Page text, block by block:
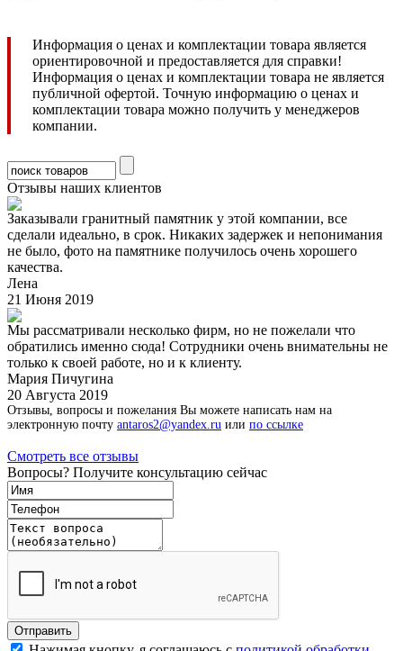
Информация о ценах и комплектации товара является
ориентировочной и предоставляется для справки!
Информация о ценах и комплектации товара не является
публичной офертой. Точную информацию о ценах и
комплектации товара можно получить у менеджеров
компании.
Отзывы наших клиентов
Заказывали гранитный памятник у этой компании, все
сделали идеально, в срок. Никаких задержек и непонимания
не было, фото на памятнике получилось очень хорошего
качества.
Лена
21 Июня 2019
Мы рассматривали несколько фирм, но не пожелали что
обратились именно сюда! Сотрудники очень внимательны не
только к своей работе, но и к клиенту.
Мария Пичугина
20 Августа 2019
Отзывы, вопросы и пожелания Вы можете написать нам на
электронную почту antaros2@yandex.ru или по ссылке
Смотреть все отзывы
Вопросы? Получите консультацию сейчас